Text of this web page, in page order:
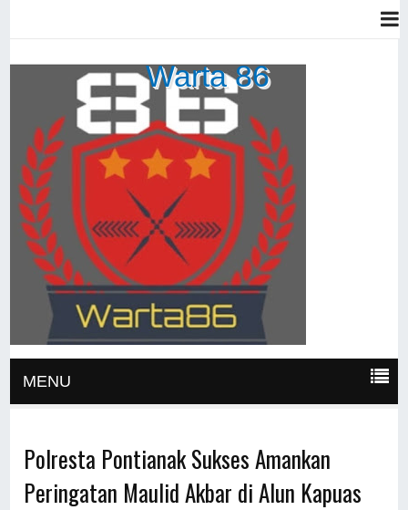
Warta 86
MENU
Polresta Pontianak Sukses Amankan
Peringatan Maulid Akbar di Alun Kapuas